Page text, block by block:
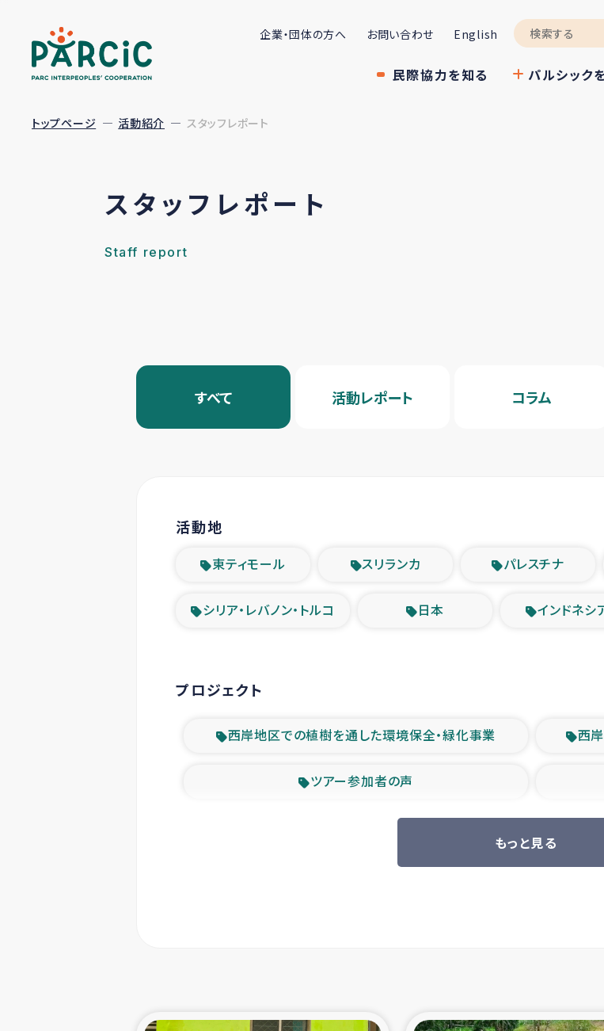
企業・団体の方へ お問い合わせ English
民際協力を知る パルシック
トップページ 活動紹介 スタッフレポート
スタッフレポート
Staff report
すべて 活動レポート コラム
活動地
東ティモール スリランカ パレスチナ
シリア・レバノン・トルコ 日本 インドネシ
プロジェクト
西岸地区での植樹を通した環境保全・緑化事業 西
ツアー参加者の声
緊急救援の時代
東ティモール豪雨緊急支援
もっと見る